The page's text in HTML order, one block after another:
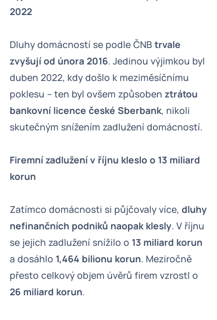
2022
Dluhy domácností se podle ČNBtrvale
zvyšují od února 2016. Jedinou výjimkou byl
duben 2022, kdy došlo k meziměsíčnímu
poklesu – ten byl ovšem způsoben ztrátou
bankovní licence české Sberbank, nikoli
skutečným snížením zadlužení domácností.
Firemní zadlužení v říjnu kleslo o 13 miliard
korun
Zatímco domácnosti si půjčovaly více, dluhy
nefinančních podniků naopak klesly. V říjnu
se jejich zadlužení snížilo o 13 miliard korun
a dosáhlo 1,464 bilionu korun. Meziročně
přesto celkový objem úvěrů firem vzrostl o
26 miliard korun.